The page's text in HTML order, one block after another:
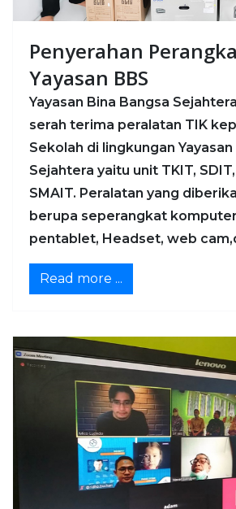
Penyerahan
Yayasan BBS
Yayasan Bina Bangsa
serah terima peralatan TIK
Sekolah di lingkungan
Sejahtera yaitu unit TKIT,
SMAIT. Peralatan yang
berupa seperangkat
pentablet, Headset, web
Read more ...